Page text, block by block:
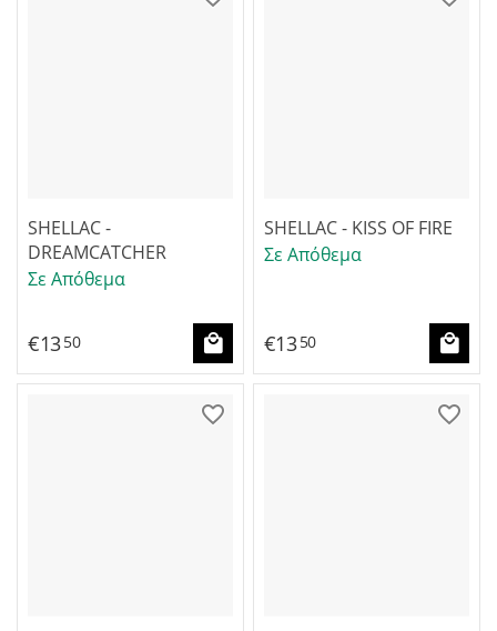
SHELLAC -
DREAMCATCHER
Σε Απόθεμα
€1350
SHELLAC - KISS OF FIRE
Σε Απόθεμα
€1350